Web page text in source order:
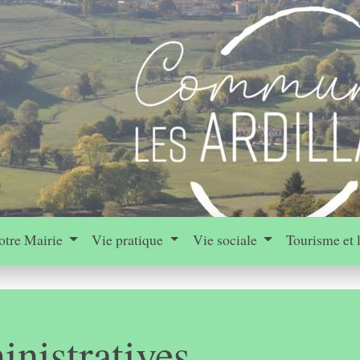
Mairie Vie pratique Vie sociale Tourisme et